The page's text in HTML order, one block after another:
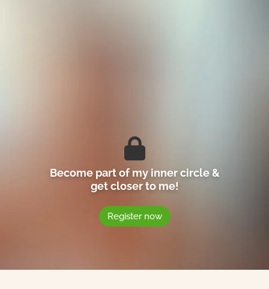
Become part of my inner circle &
get closer to me!
Register now